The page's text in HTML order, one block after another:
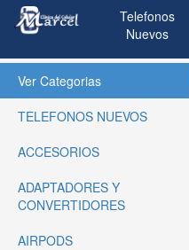
Telefonos
Nuevos
Ver Categorias(current)
TELEFONOS NUEVOS
ACCESORIOS
ADAPTADORES Y
CONVERTIDORES
AIRPODS